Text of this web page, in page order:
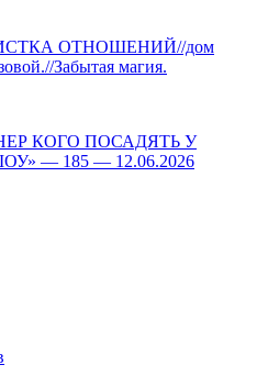
ОТНОШЕНИЙ//дом
Забытая магия.
КОГО ПОСАДЯТЬ У
— 185 — 12.06.2026